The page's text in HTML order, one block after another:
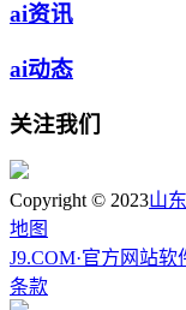
ai资讯
ai动态
关注我们
Copyright © 2023山
地图
J9.COM·官方网站软
条款